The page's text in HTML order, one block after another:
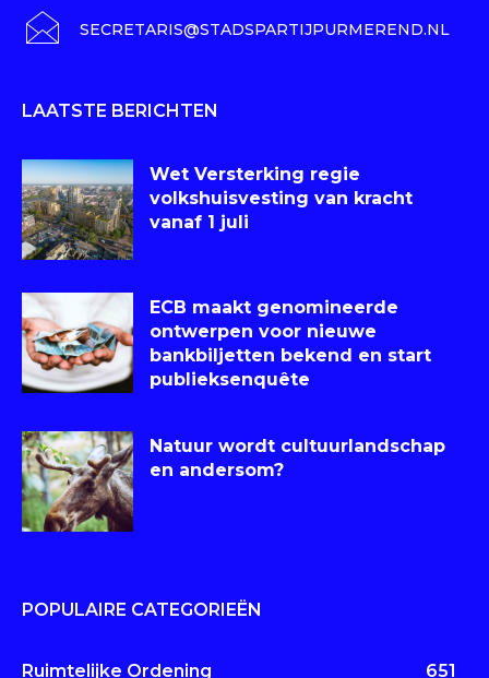
SECRETARIS@STADSPARTIJPURMEREND.NL
LAATSTE BERICHTEN
Wet Versterking regie
volkshuisvesting van kracht
vanaf 1 juli
ECB maakt genomineerde
ontwerpen voor nieuwe
bankbiljetten bekend en start
publieksenquête
Natuur wordt cultuurlandschap
en andersom?
POPULAIRE CATEGORIEËN
Ruimtelijke Ordening 651